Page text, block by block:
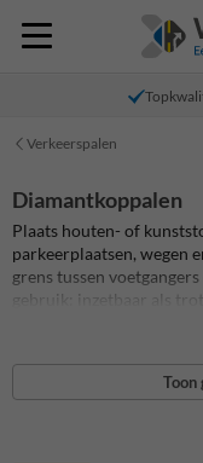
Verkeerspalen
Diamantkoppalen
Plaats houten- of
parkeerplaatsen, wegen
grens tussen
gebruik: inzetbaar als
reflectorpaal. Door de
goed zichtbaar bij
straatverlichting.De
valt op. De kunststof
toegepaste paal in het
Toon